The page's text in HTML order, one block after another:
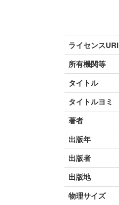
ライセンスURI
所有機関等
タイトル
タイトルヨミ
著者
出版年
出版者
出版地
物理サイズ